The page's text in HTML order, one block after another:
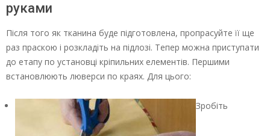
руками
Після того як тканина буде підготовлена, пропрасуйте її ще
раз праскою і розкладіть на підлозі. Тепер можна приступати
до етапу по установці кріпильних елементів. Першими
встановлюють люверси по краях. Для цього:
Зробіть